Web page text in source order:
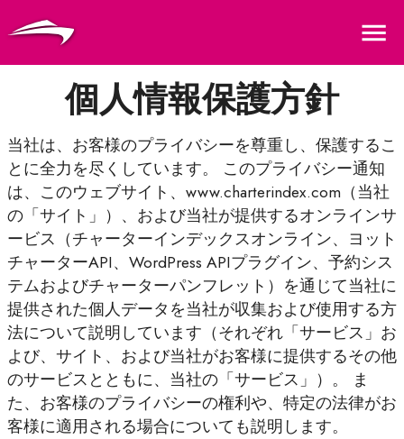
個人情報保護方針
当社は、お客様のプライバシーを尊重し、保護するこ
とに全力を尽くしています。 このプライバシー通知
は、このウェブサイト、www.charterindex.com（当社
の「サイト」）、および当社が提供するオンラインサ
ービス（チャーターインデックスオンライン、ヨット
チャーターAPI、WordPress APIプラグイン、予約シス
テムおよびチャーターパンフレット）を通じて当社に
提供された個人データを当社が収集および使用する方
法について説明しています（それぞれ「サービス」お
よび、サイト、および当社がお客様に提供するその他
のサービスとともに、当社の「サービス」）。 ま
た、お客様のプライバシーの権利や、特定の法律がお
客様に適用される場合についても説明します。